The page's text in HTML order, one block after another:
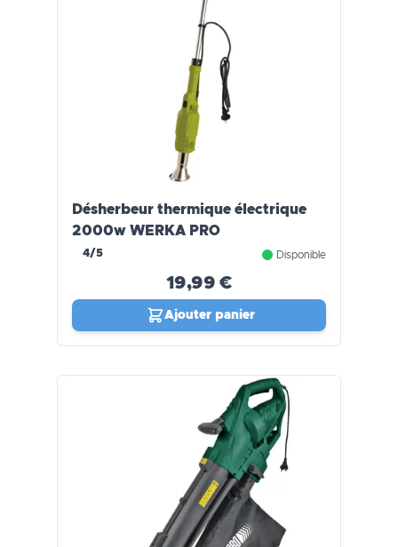
Désherbeur thermique électrique
2000w WERKA PRO
4/5 Disponible
19,99 €
Ajouter panier